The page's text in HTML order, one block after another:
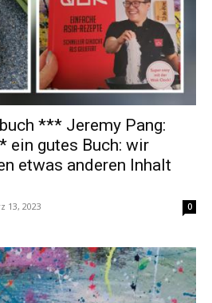
*** Jeremy Pang:
ein gutes Buch: wir
etwas anderen Inhalt
13, 2023 0